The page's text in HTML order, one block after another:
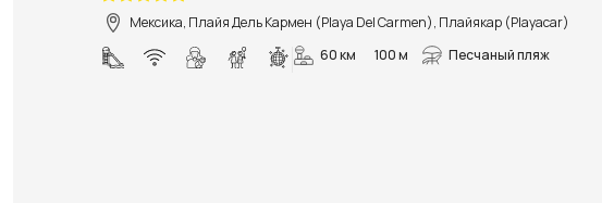
Мексика, Плайя Дель Кармен (Playa Del Carmen), Плайякар (Playacar)
60 км
100 м Песчаный пляж